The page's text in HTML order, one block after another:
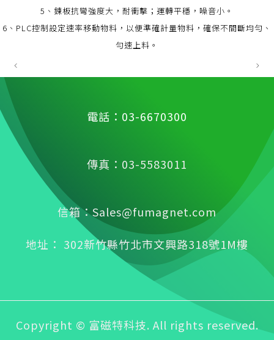
5、鍊板抗彎強度大，耐衝擊；運轉平穩，噪音小。
6、PLC控制設定速率移動物料，以便準確計量物料，確保不間斷均勻、
勻速上料。
電話：03-6670300
傳真：03-5583011
信箱：Sales@fumagnet.com
地址： 302新竹縣竹北市文興路318號1M樓
Copyright © 富磁特科技. All rights reserved.